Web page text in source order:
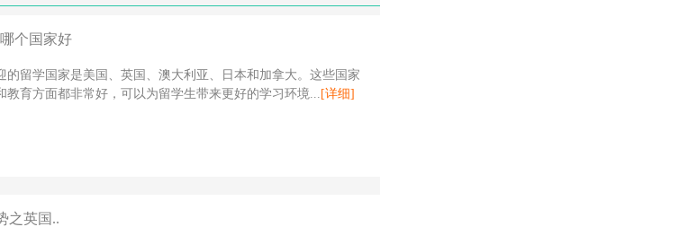
个国家好
的留学国家是美国、英国、澳大利亚、日本和加拿大。这些国家
教育方面都非常好，可以为留学生带来更好的学习环境... [详细]
之英国..